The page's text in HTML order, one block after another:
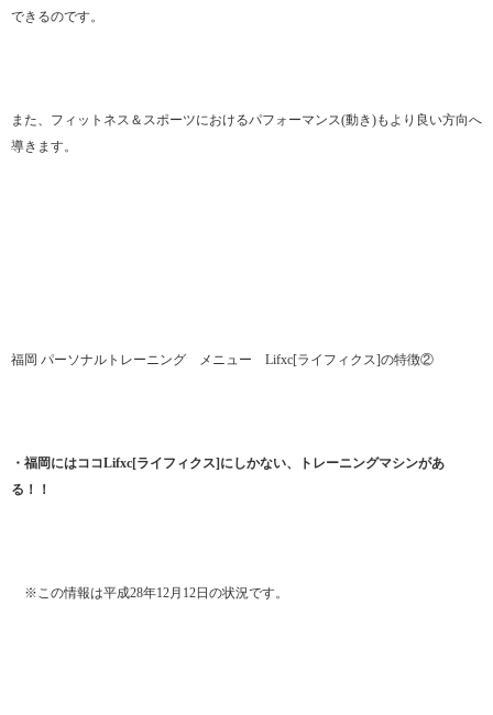
できるのです。
また、フィットネス＆スポーツにおけるパフォーマンス(動き)もより良い方向へ
導きます。
福岡 パーソナルトレーニング メニュー Lifxc[ライフィクス]の特徴②
・福岡にはココLifxc[ライフィクス]にしかない、トレーニングマシンがあ
る！！
※この情報は平成28年12月12日の状況です。